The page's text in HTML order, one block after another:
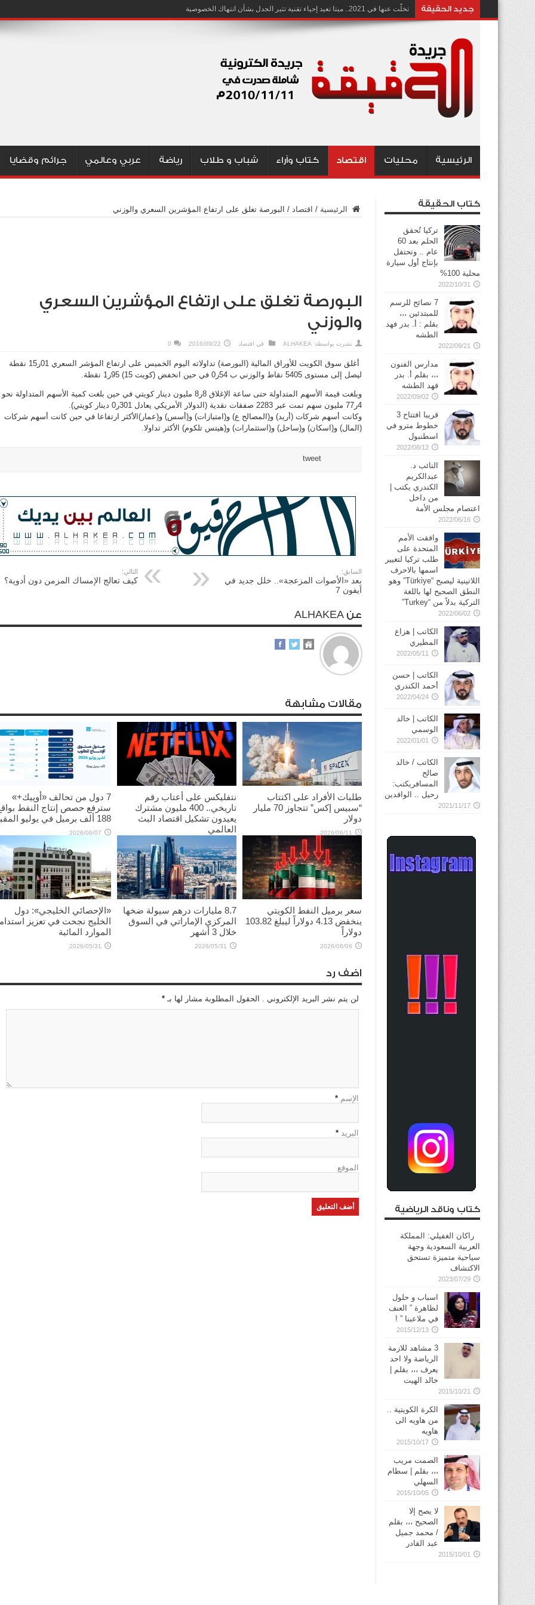
جديد الحقيقة تخلّت عنها في 2021.. ميتا تعيد إحياء تقنية تثير الجدل بشأن انتهاك الخصوصية
الرئيسية محليات اقتصاد كتاب وآراء شباب و طلاب رياضة عربي وعالمي جرائم وقضايا
الرئيسية / اقتصاد / البورصة تغلق على ارتفاع المؤشرين السعري والوزني
البورصة تغلق على ارتفاع المؤشرين السعري
والوزني
نشرت بواسطة: ALHAKEA في اقتصاد 2016/09/22
0
أغلق سوق الكويت للأوراق المالية (البورصة) تداولاته اليوم الخميس على ارتفاع المؤشر السعري 01ر15 نقطة
ليصل إلى مستوى 5405 نقاط والوزني ب 54ر0 في حين انخفض (كويت 15) 95ر1 نقطة.
وبلغت قيمة الأسهم المتداولة حتى ساعة الإغلاق 8ر8 مليون دينار كويتي في حين بلغت كمية الأسهم المتداولة نحو
4ر77 مليون سهم تمت عبر 2283 صفقات نقدية (الدولار الأمريكي يعادل 301ر0 دينار كويتي).
وكانت أسهم شركات (أريد) و(المصالح ع) و(امتيازات) و(أسس) و(عمار)الأكثر ارتفاعا في حين كانت أسهم شركات
(المال) و(اسكان) و(ساحل) و(استثمارات) و(هيتس تلكوم) الأكثر تداولا.
tweet
السابق:
بعد «الأصوات المزعجة».. خلل جديد في
آيفون 7
التالي:
كيف تعالج الإمساك المزمن دون أدوية؟
عن ALHAKEA
مقالات مشابهة
طلبات الأفراد على اكتتاب
“سبيس إكس” تتجاوز 70 مليار
دولار
2026/06/11
نتفليكس على أعتاب رقم
تاريخي.. 400 مليون مشترك
يعيدون تشكيل اقتصاد البث
العالمي
7 دول من تحالف «أوپيك+»
سترفع حصص إنتاج النفط
188 ألف برميل في يوليو المقبل
2026/06/07
سعر برميل النفط الكويتي
ينخفض 4.13 دولاراً ليبلغ 103.82
دولاراً
2026/06/06
8.7 مليارات درهم سيولة ضخها
المركزي الإماراتي في السوق
خلال 3 أشهر
2026/05/31
«الإحصائي الخليجي»: دول
الخليج نجحت في تعزيز
الموارد المائية
2026/05/31
اضف رد
لن يتم نشر البريد الإلكتروني . الحقول المطلوبة مشار لها بـ *
الإسم *
البريد *
الموقع
كتاب الحقيقة
تركيا تُحقق
الحلم بعد 60
عام .. وتحتفل
بإنتاج أول سيارة
محلية 100%
2022/10/31
7 نصائح للرسم
للمبتدئين ،،،
بقلم : أ. بدر فهد
الطشه
2022/09/21
مدارس الفنون
،،، بقلم أ. بدر
فهد الطشه
2022/09/02
قريبا افتتاح 3
خطوط مترو في
2022/08/12
النائب د.
عبدالكريم
الكندري يكتب |
من داخل
اعتصام مجلس الأمة
2022/06/16
وافقت الأمم
المتحدة على
طلب تركيا لتغيير
اسمها بالاحرف
اللاتينية ليصبح “Türkiye” وهو
النطق الصحيح لها باللغة
التركية بدلاً من “Turkey”
2022/06/02
الكاتب | هزاع
المطيري
2022/05/11
الكاتب | حسن
أحمد الكندري
2022/04/24
الكاتب | خالد
الوسمي
2022/01/01
الكاتب / خالد
صالح
المسافريكتب:
رحيل .. الوافدين
2021/11/17
كتاب وناقد الرياضية
راكان الغفيلي: المملكة
العربية السعودية وجهة
سياحية متميزة تستحق
الاكتشاف
2023/07/29
اسباب و حلول
لظاهرة ” العنف
في ملاعبنا ” !
2015/12/13
3 مشاهد للازمة
الرياضة ولا احد
يعرف ،،، بقلم |
خالد الهيت
2015/10/21
الكرة الكويتية ..
من هاويه الى
هاويه
2015/10/17
الصمت مريب
،،، بقلم | سطام
السهلي
2015/10/05
لا يصح إلا
الصحيح ،،، بقلم
/ محمد جميل
عبد القادر
2015/10/01